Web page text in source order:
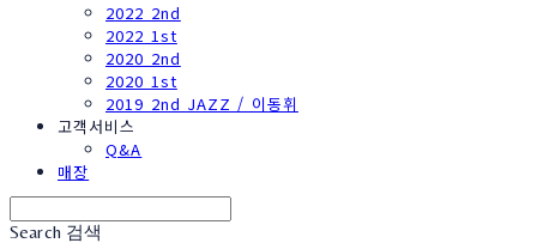
2022 2nd
2022 1st
2020 2nd
2020 1st
2019 2nd JAZZ / 이동휘
고객서비스
Q&A
매장
Search 검색